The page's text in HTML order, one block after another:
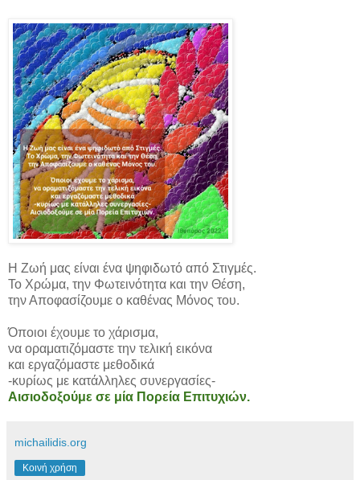
Η Ζωή μας είναι ένα ψηφιδωτό από Στιγμές.
Το Χρώμα, την Φωτεινότητα και την Θέση,
την Αποφασίζουμε ο καθένας Μόνος του.
Όποιοι έχουμε το χάρισμα,
να οραματιζόμαστε την τελική εικόνα
και εργαζόμαστε μεθοδικά
-κυρίως με κατάλληλες συνεργασίες-
Αισιοδοξούμε σε μία Πορεία Επιτυχιών.
michailidis.org
Κοινή χρήση